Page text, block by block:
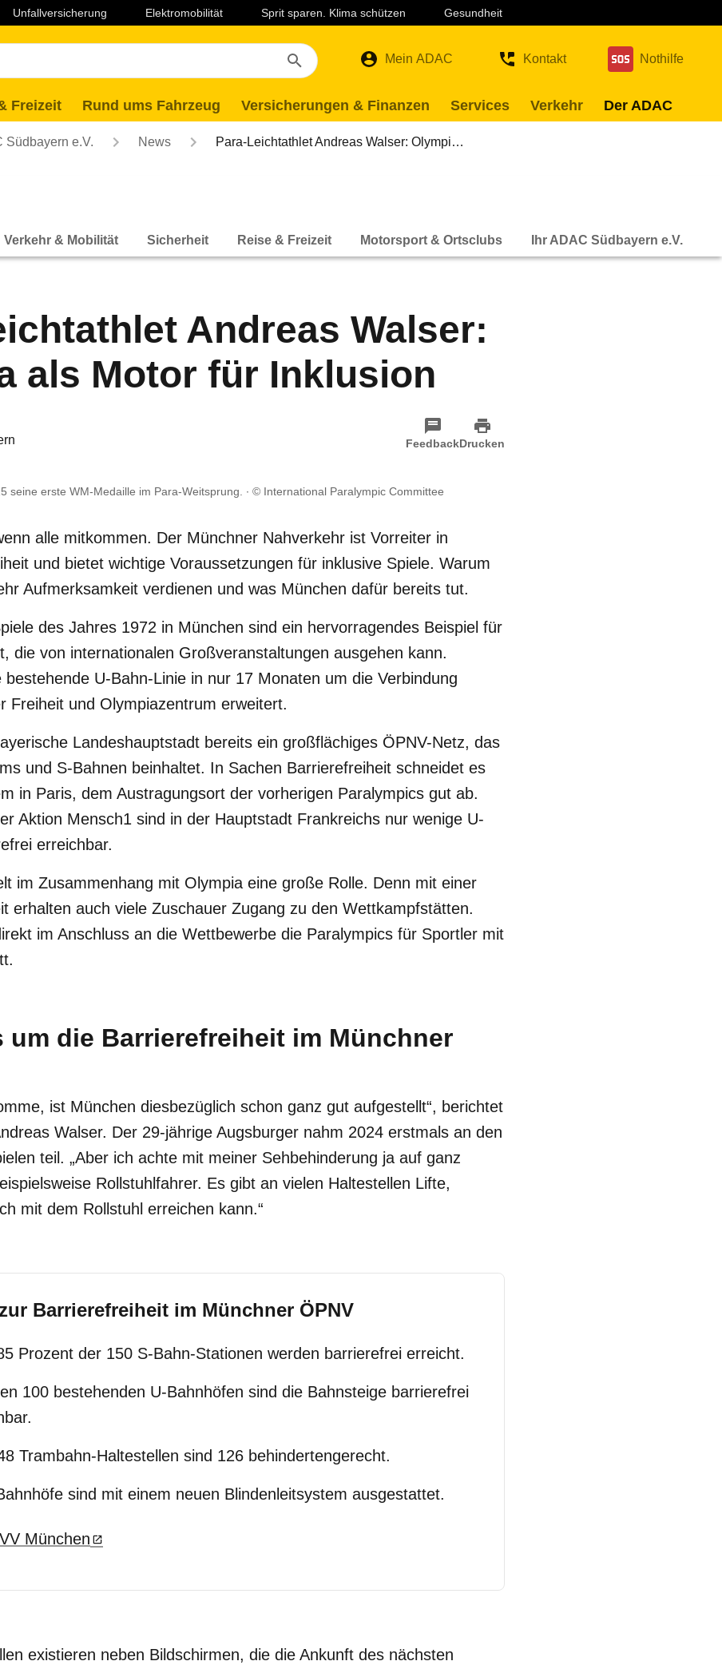
Unfallversicherung Elektromobilität Sprit sparen. Klima schützen Gesundheit
Mein ADAC Kontakt Nothilfe
Freizeit Rund ums Fahrzeug Versicherungen & Finanzen Services Verkehr Der ADAC
Südbayern e.V. News Para-Leichtathlet Andreas Walser: Olympi…
Verkehr & Mobilität Sicherheit Reise & Freizeit Motorsport & Ortsclubs Ihr ADAC Südbayern e.V.
Andreas Walser:
als Motor für Inklusion
FeedbackDrucken
seine erste WM-Medaille im Para-Weitsprung. © International Paralympic Committee
alle mitkommen. Der Münchner Nahverkehr ist Vorreiter in
und bietet wichtige Voraussetzungen für inklusive Spiele. Warum
Aufmerksamkeit verdienen und was München dafür bereits tut.
des Jahres 1972 in München sind ein hervorragendes Beispiel für
die von internationalen Großveranstaltungen ausgehen kann.
bestehende U-Bahn-Linie in nur 17 Monaten um die Verbindung
Freiheit und Olympiazentrum erweitert.
Landeshauptstadt bereits ein großflächiges ÖPNV-Netz, das
und S-Bahnen beinhaltet. In Sachen Barrierefreiheit schneidet es
in Paris, dem Austragungsort der vorherigen Paralympics gut ab.
Aktion Mensch1 sind in der Hauptstadt Frankreichs nur wenige U-
erreichbar.
im Zusammenhang mit Olympia eine große Rolle. Denn mit einer
erhalten auch viele Zuschauer Zugang zu den Wettkampfstätten.
im Anschluss an die Wettbewerbe die Paralympics für Sportler mit
um die Barrierefreiheit im Münchner
ist München diesbezüglich schon ganz gut aufgestellt“, berichtet
Walser. Der 29-jährige Augsburger nahm 2024 erstmals an den
teil. „Aber ich achte mit meiner Sehbehinderung ja auf ganz
Rollstuhlfahrer. Es gibt an vielen Haltestellen Lifte,
mit dem Rollstuhl erreichen kann.“
Barrierefreiheit im Münchner ÖPNV
Prozent der 150 S-Bahn-Stationen werden barrierefrei erreicht.
100 bestehenden U-Bahnhöfen sind die Bahnsteige barrierefrei
Trambahn-Haltestellen sind 126 behindertengerecht.
sind mit einem neuen Blindenleitsystem ausgestattet.
München
existieren neben Bildschirmen, die die Ankunft des nächsten